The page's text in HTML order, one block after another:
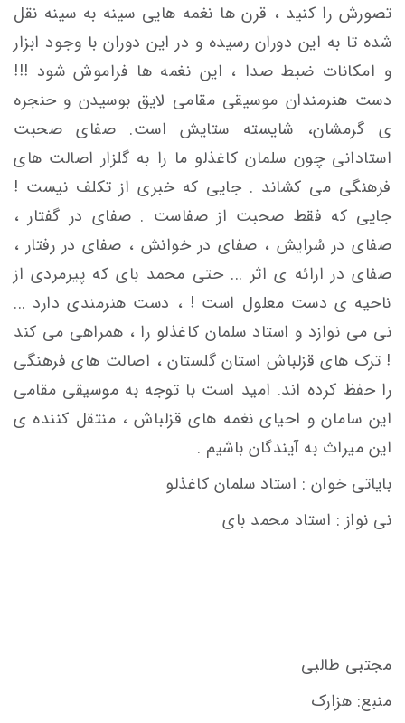
تصورش را کنید ، قرن ها نغمه هایی سینه به سینه نقل
شده تا به این دوران رسیده و در این دوران با وجود ابزار
و امکانات ضبط صدا ، این نغمه ها فراموش شود !!!
دست هنرمندان موسیقی مقامی لایق بوسیدن و حنجره
ی گرمشان، شایسته ستایش است. صفای صحبت
استادانی چون سلمان کاغذلو ما را به گلزار اصالت های
فرهنگی می کشاند . جایی که خبری از تکلف نیست !
جایی که فقط صحبت از صفاست . صفای در گفتار ،
صفای در سُرایش ، صفای در خوانش ، صفای در رفتار ،
صفای در ارائه ی اثر ... حتی محمد بای که پیرمردی از
ناحیه ی دست معلول است ! ، دست هنرمندی دارد ...
نی می نوازد و استاد سلمان کاغذلو را ، همراهی می کند
! ترک های قزلباش استان گلستان ، اصالت های فرهنگی
را حفظ کرده اند. امید است با توجه به موسیقی مقامی
این سامان و احیای نغمه های قزلباش ، منتقل کننده ی
این میراث به آیندگان باشیم .
بایاتی خوان : استاد سلمان کاغذلو
نی نواز : استاد محمد بای
مجتبی طالبی
منبع: هزارک